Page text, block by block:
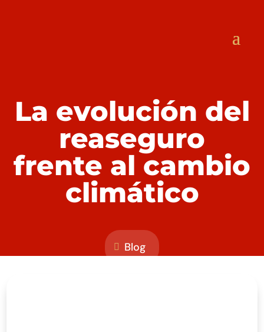
La evolución del
reaseguro
frente al cambio
climático
 Blog